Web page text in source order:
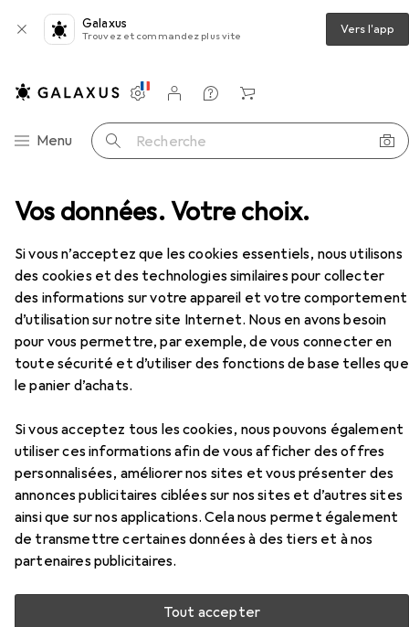
Vos données. Votre choix.
Si vous n’acceptez que les cookies essentiels, nous utilisons
des cookies et des technologies similaires pour collecter
des informations sur votre appareil et votre comportement
d’utilisation sur notre site Internet. Nous en avons besoin
pour vous permettre, par exemple, de vous connecter en
toute sécurité et d’utiliser des fonctions de base telles que
le panier d’achats.
Si vous acceptez tous les cookies, nous pouvons également
utiliser ces informations afin de vous afficher des offres
personnalisées, améliorer nos sites et vous présenter des
annonces publicitaires ciblées sur nos sites et d’autres sites
ainsi que sur nos applications. Cela nous permet également
de transmettre certaines données à des tiers et à nos
partenaires publicitaires.
Tout accepter
Galaxus
Trouvez et commandez plus vite Vers l'app
Navigation par catégorie
Menu Recherche
Paramètres
Compte client
Listes de comparaison
Listes d'envies
Panier
Clé à douille + douilles Koken Douille 6 pans
EUR
11,56 à partir de 2 pièces
Koken Douille 6 pans
Accessoires pour Koken Douille 6
Ici, vous trouverez des accessoires compatibles avec le
produit Koken Douille 6 pans de la catégorie Clé à douille +
douilles.
Pertinence
Liste des produits